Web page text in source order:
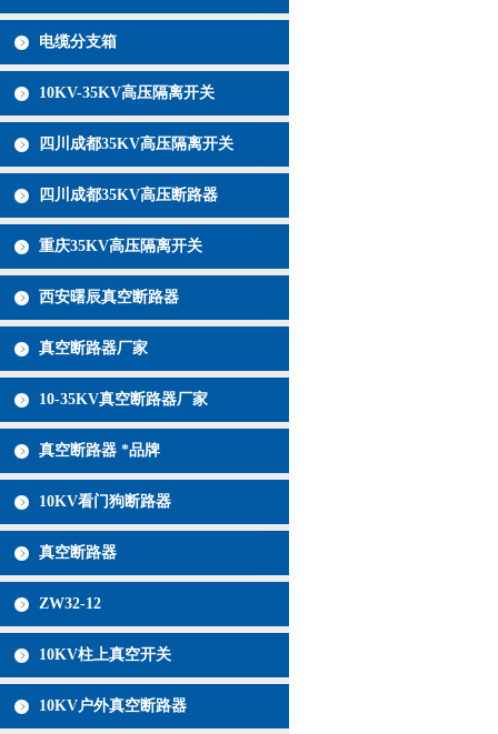
电缆分支箱
10KV-35KV高压隔离开关
四川成都35KV高压隔离开关
四川成都35KV高压断路器
重庆35KV高压隔离开关
西安曙辰真空断路器
真空断路器厂家
10-35KV真空断路器厂家
真空断路器 *品牌
10KV看门狗断路器
真空断路器
ZW32-12
10KV柱上真空开关
10KV户外真空断路器